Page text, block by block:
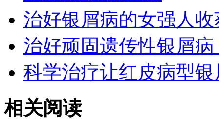
治好银屑病的女强人
治好顽固遗传性银屑
科学治疗让红皮病型
相关阅读